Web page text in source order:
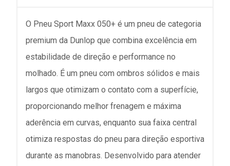
O Pneu Sport Maxx 050+ é um pneu de categoria
premium da Dunlop que combina excelência em
estabilidade de direção e performance no
molhado. É um pneu com ombros sólidos e mais
largos que otimizam o contato com a superfície,
proporcionando melhor frenagem e máxima
aderência em curvas, enquanto sua faixa central
otimiza respostas do pneu para direção esportiva
durante as manobras. Desenvolvido para atender